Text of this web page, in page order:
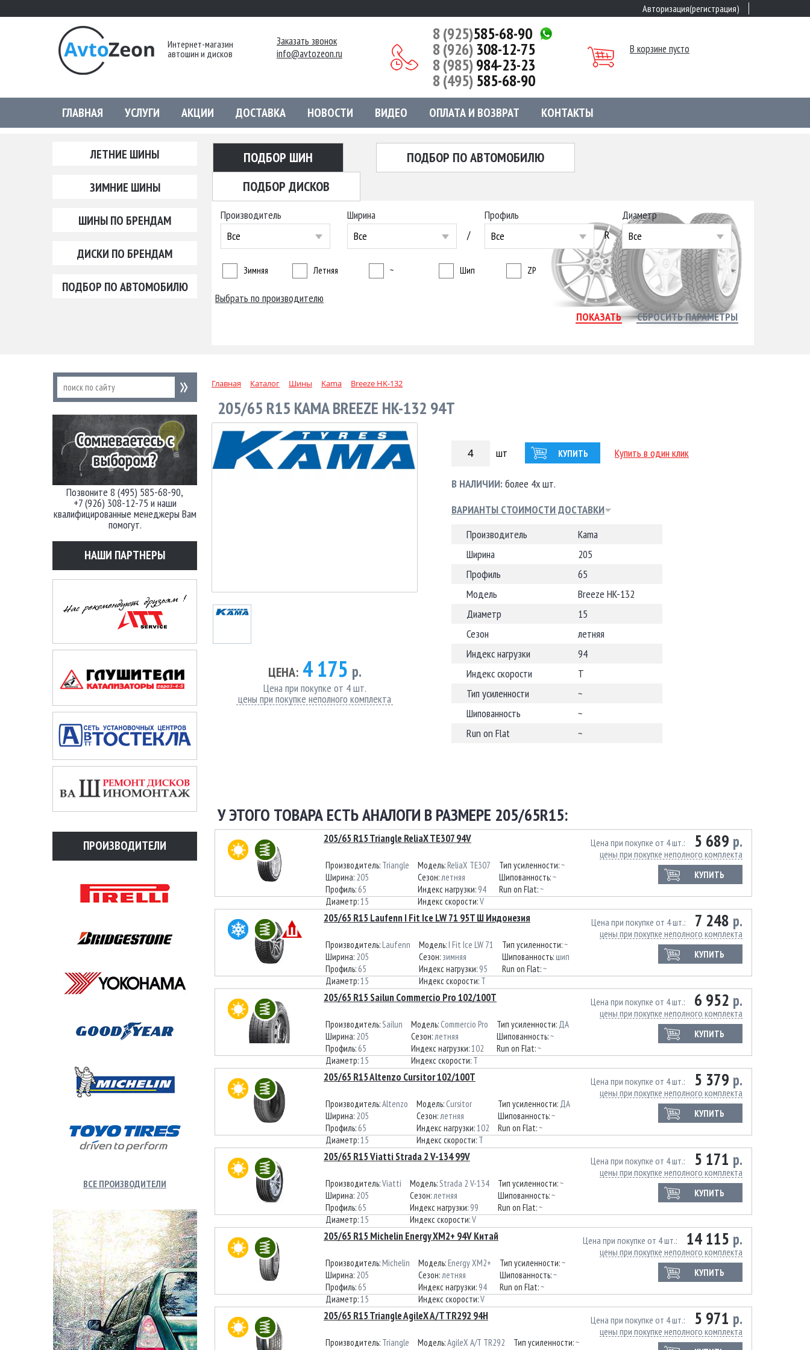
Авторизация(регистрация)
Интернет-магазин
автошин и дисков
Заказать звонок
info@avtozeon.ru
8 (925)585-68-90
8 (926) 308-12-75
8 (985)984-23-23
8 (495) 585-68-90
В корзине пусто
ГЛАВНАЯ УСЛУГИ АКЦИИ ДОСТАВКА НОВОСТИ ВИДЕО ОПЛАТА И ВОЗВРАТ КОНТАКТЫ
ЛЕТНИЕ ШИНЫ
ЗИМНИЕ ШИНЫ
ШИНЫ ПО БРЕНДАМ
ДИСКИ ПО БРЕНДАМ
ПОДБОР ПО АВТОМОБИЛЮ
ПОДБОР ШИН
ПОДБОР ПО АВТОМОБИЛЮ
ПОДБОР ДИСКОВ
Производитель
Все
Ширина
Все
/
Профиль
Все
R
Диаметр
Все
Зимняя Летняя ~ Шип ZP
Выбрать по производителю
Позвоните 8 (495) 585-68-90,
+7 (926) 308-12-75 и наши
квалифицированные менеджеры Вам
помогут.
НАШИ ПАРТНЕРЫ
ПРОИЗВОДИТЕЛИ
ВСЕ ПРОИЗВОДИТЕЛИ
Главная Каталог Шины Kama Breeze HK-132
205/65 R15 KAMA BREEZE HK-132 94T
ЦЕНА:4 175 р.
Цена при покупке от 4 шт.
цены при покупке неполного комплекта
шт КУПИТЬ Купить в один клик
В НАЛИЧИИ:более 4х шт.
ВАРИАНТЫ СТОИМОСТИ ДОСТАВКИ
Производитель
Kama
Ширина
205
Профиль
65
Модель
Breeze HK-132
Диаметр
15
Сезон
летняя
Индекс нагрузки
94
Индекс скорости
T
Тип усиленности
~
Шипованность
~
Run on Flat
~
У ЭТОГО ТОВАРА ЕСТЬ АНАЛОГИ В РАЗМЕРЕ 205/65R15:
205/65 R15 Triangle ReliaX TE307 94V 5 689 р.
Цена при покупке от 4 шт.
цены при покупке неполного комплекта
КУПИТЬ
Производитель: Triangle
Ширина: 205
Профиль: 65
Диаметр:15
Модель: ReliaX TE307
Сезон:летняя
Индекс нагрузки: 94
Индекс скорости:V
Тип усиленности:~
Шипованность:~
Run on Flat:~
205/65 R15 Laufenn I Fit Ice LW 71 95T Ш Индонезия 7 248 р.
Цена при покупке от 4 шт.
цены при покупке неполного комплекта
КУПИТЬ
Производитель: Laufenn
Ширина: 205
Профиль: 65
Диаметр:15
Модель: I Fit Ice LW 71
Сезон: зимняя
Индекс нагрузки: 95
Индекс скорости: T
Тип усиленности:~
Шипованность: шип
Run on Flat:~
205/65 R15 Sailun Commercio Pro 102/100T 6 952 р.
Цена при покупке от 4 шт.
цены при покупке неполного комплекта
КУПИТЬ
Производитель:Sailun
Ширина: 205
Профиль: 65
Диаметр:15
Модель: Commercio Pro
Сезон:летняя
Индекс нагрузки:102
Индекс скорости: T
Тип усиленности: ДА
Шипованность:~
Run on Flat:~
205/65 R15 Altenzo Cursitor 102/100T 5 379 р.
Цена при покупке от 4 шт.
цены при покупке неполного комплекта
КУПИТЬ
Производитель:Altenzo
Ширина: 205
Профиль: 65
Диаметр:15
Модель: Cursitor
Сезон:летняя
Индекс нагрузки:102
Индекс скорости: T
Тип усиленности: ДА
Шипованность:~
Run on Flat:~
205/65 R15 Viatti Strada 2 V-134 99V 5 171 р.
Цена при покупке от 4 шт.
цены при покупке неполного комплекта
КУПИТЬ
Производитель:Viatti
Ширина: 205
Профиль: 65
Диаметр:15
Модель:Strada 2 V-134
Сезон:летняя
Индекс нагрузки: 99
Индекс скорости:V
Тип усиленности:~
Шипованность:~
Run on Flat:~
205/65 R15 Michelin Energy XM2+ 94V Китай 14 115 р.
Цена при покупке от 4 шт.
цены при покупке неполного комплекта
КУПИТЬ
Производитель: Michelin
Ширина: 205
Профиль: 65
Диаметр:15
Модель: Energy XM2+
Сезон:летняя
Индекс нагрузки: 94
Индекс скорости:V
Тип усиленности:~
Шипованность:~
Run on Flat:~
205/65 R15 Triangle AgileX A/T TR292 94H 5 971 р.
Цена при покупке от 4 шт.
цены при покупке неполного комплекта
Производитель: Triangle
Модель:AgileX A/T TR292
Тип усиленности:~